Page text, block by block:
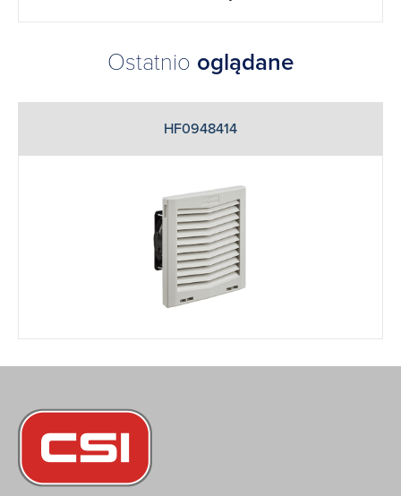
Ostatnio oglądane
HF0948414